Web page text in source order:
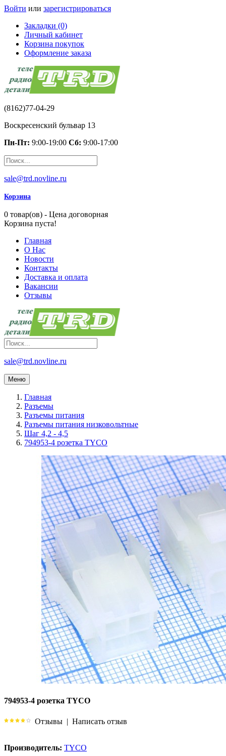
Войти или зарегистрироваться
Закладки (0)
Личный кабинет
Корзина покупок
Оформление заказа
(8162)77-04-29
Воскресенский бульвар 13
Пн-Пт: 9:00-19:00 Сб: 9:00-17:00
sale@trd.novline.ru
Корзина
0 товар(ов) - Цена договорная
Корзина пуста!
Главная
О Нас
Новости
Контакты
Доставка и оплата
Вакансии
Отзывы
sale@trd.novline.ru
Меню
Главная
Разъемы
Разъемы питания
Разъемы питания низковольтные
Шаг 4,2 - 4,5
794953-4 розетка TYCO
794953-4 розетка TYCO
Отзывы | Написать отзыв
Производитель: TYCO